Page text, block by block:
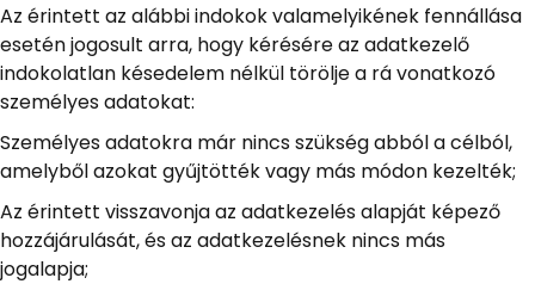
Az érintett az alábbi indokok valamelyikének fennállása
esetén jogosult arra, hogy kérésére az adatkezelő
indokolatlan késedelem nélkül törölje a rá vonatkozó
személyes adatokat:
Személyes adatokra már nincs szükség abból a célból,
amelyből azokat gyűjtötték vagy más módon kezelték;
Az érintett visszavonja az adatkezelés alapját képező
hozzájárulását, és az adatkezelésnek nincs más
jogalapja;